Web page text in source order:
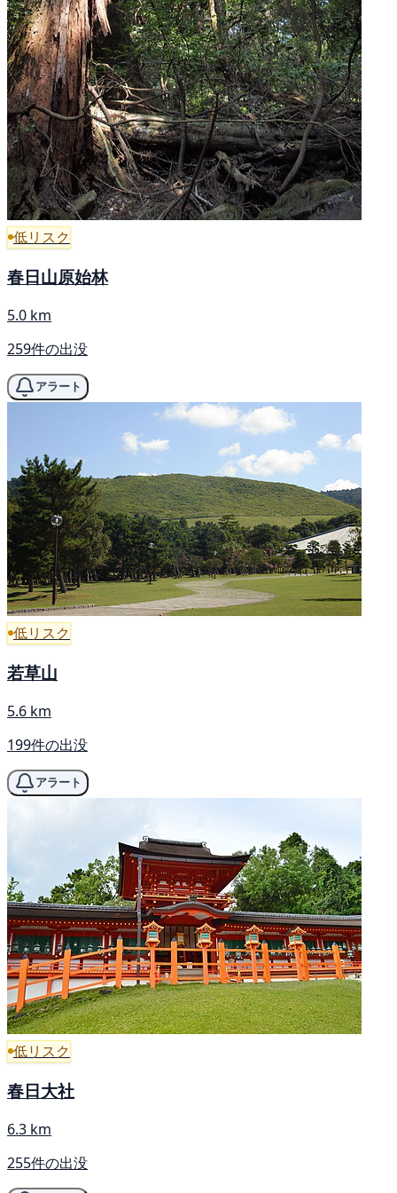
低リスク
春日山原始林
5.0 km
259件の出没
アラート
低リスク
若草山
5.6 km
199件の出没
アラート
低リスク
春日大社
6.3 km
255件の出没